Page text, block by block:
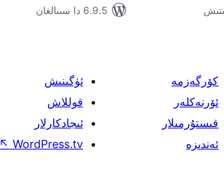
6.9.5 دا سىنالغان
كۆرگەزمە
ئۆرنەكلەر
قىستۇرمىلار
ئەندىزە
ئۈگىنىش
قوللاش
ئىجادكارلار
WordPress.tv
↖